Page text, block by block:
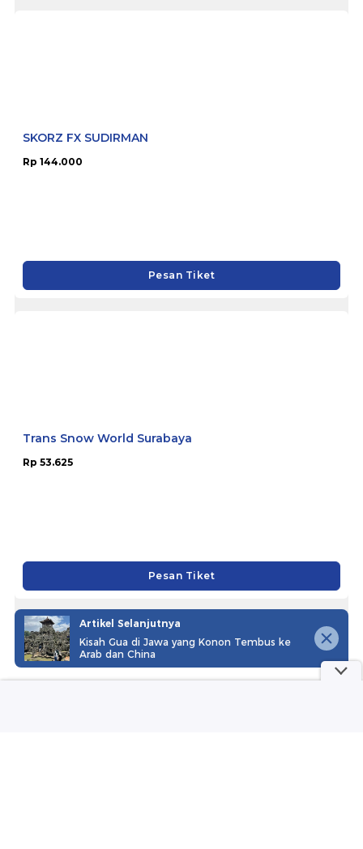
Pesan Tiket
Pesan Tiket
Artikel Selanjutnya
Kisah Gua di Jawa yang Konon Tembus ke
Arab dan China